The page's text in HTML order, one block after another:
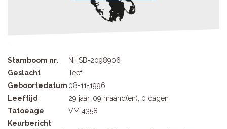
Stamboom nr.
NHSB-2098906
Geslacht
Teef
Geboortedatum 08-11-1996
Leeftijd
29 jaar, 09 maand(en), 0 dagen
Tatoeage
VM 4358
Keurbericht